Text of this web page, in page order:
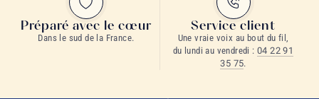
Préparé avec le cœur
Dans le sud de la France.
Service client
Une vraie voix au bout du fil,
du lundi au vendredi :04 22 91
35 75.